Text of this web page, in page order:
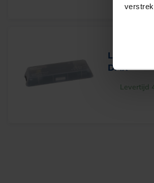
DMX
Levertijd